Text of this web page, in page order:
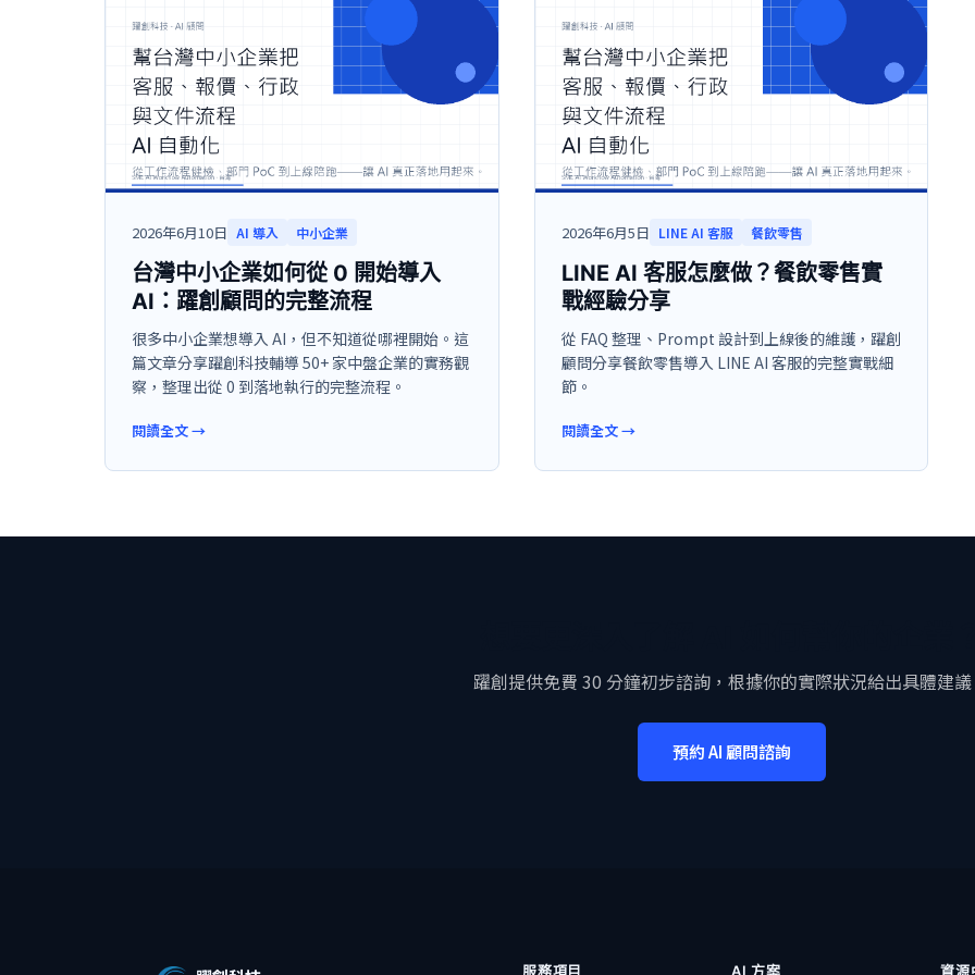
2026年6月10日 AI 導入 中小企業
台灣中小企業如何從 0 開始導入
AI：躍創顧問的完整流程
很多中小企業想導入 AI，但不知道從哪裡開始。這
篇文章分享躍創科技輔導 50+ 家中盤企業的實務觀
察，整理出從 0 到落地執行的完整流程。
閱讀全文→
2026年6月5日 LINE AI 客服 餐飲零售
LINE AI 客服怎麼做？餐飲零售實
戰經驗分享
從 FAQ 整理、Prompt 設計到上線後的維護，躍創
顧問分享餐飲零售導入 LINE AI 客服的完整實戰細
節。
閱讀全文→
躍創提供免費 30 分鐘初步諮詢，根據你的實際狀況給出具體建議
預約 AI 顧問諮詢
服務項目 AI 方案 資源